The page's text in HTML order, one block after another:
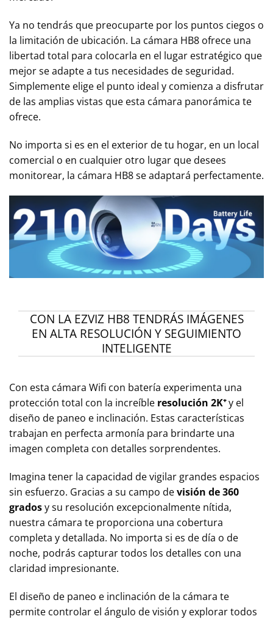
Ya no tendrás que preocuparte por los puntos ciegos o
la limitación de ubicación. La cámara HB8 ofrece una
libertad total para colocarla en el lugar estratégico que
mejor se adapte a tus necesidades de seguridad.
Simplemente elige el punto ideal y comienza a disfrutar
de las amplias vistas que esta cámara panorámica te
ofrece.
No importa si es en el exterior de tu hogar, en un local
comercial o en cualquier otro lugar que desees
monitorear, la cámara HB8 se adaptará perfectamente.
CON LA EZVIZ HB8 TENDRÁS IMÁGENES
EN ALTA RESOLUCIÓN Y SEGUIMIENTO
INTELIGENTE
Con esta cámara Wifi con batería experimenta una
protección total con la increíble resolución 2K⁺y el
diseño de paneo e inclinación. Estas características
trabajan en perfecta armonía para brindarte una
imagen completa con detalles sorprendentes.
Imagina tener la capacidad de vigilar grandes espacios
sin esfuerzo. Gracias a su campo devisión de 360
gradosy su resolución excepcionalmente nítida,
nuestra cámara te proporciona una cobertura
completa y detallada. No importa si es de día o de
noche, podrás capturar todos los detalles con una
claridad impresionante.
El diseño de paneo e inclinación de la cámara te
permite controlar el ángulo de visión y explorar todos